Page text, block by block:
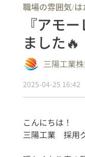
職場の雰囲気/は
『アモ
ました🔥
三陽工業
2025-04-25 16:42
こんにちは！